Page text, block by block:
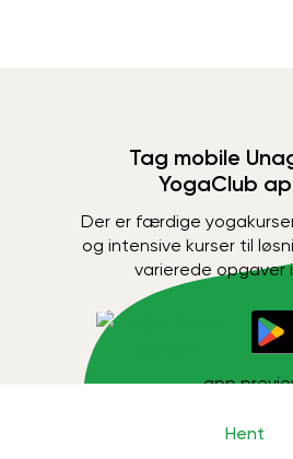
Tag mobile
YogaClub
Der er færdige
og intensive kurser til
varierede opgaver
Hent